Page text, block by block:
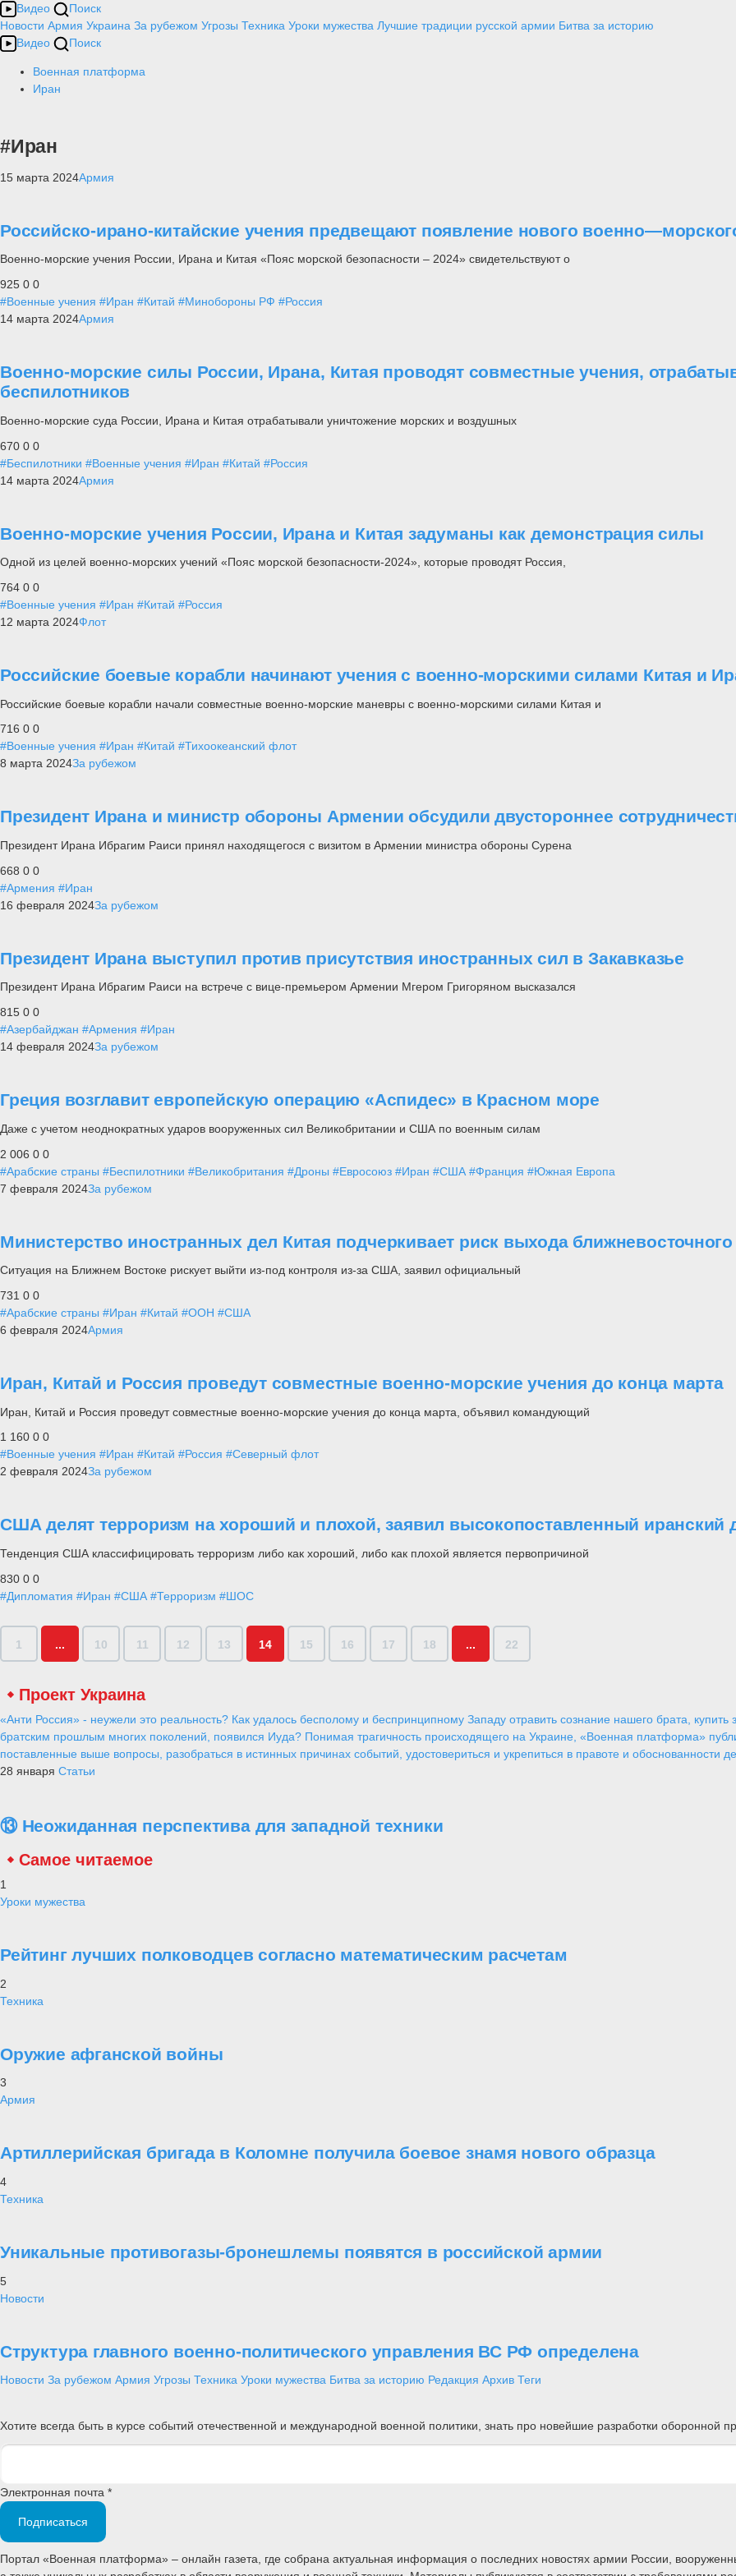
Видео
Поиск
Новости Армия Украина За рубежом Угрозы Техника Уроки мужества Лучшие традиции русской армии Битва за историю
Видео
Поиск
Военная платформа
Иран
#Иран
15 марта 2024Армия
Российско-ирано-китайские учения предвещают появление нового
Военно-морские учения России, Ирана и Китая «Пояс морской безопасности – 2024» свидетельствуют о
925 0 0
#Военные учения #Иран #Китай #Минобороны РФ #Россия
14 марта 2024Армия
Военно-морские силы России, Ирана, Китая проводят совместные учения,
беспилотников
Военно-морские суда России, Ирана и Китая отрабатывали уничтожение морских и воздушных
670 0 0
#Беспилотники #Военные учения #Иран #Китай #Россия
14 марта 2024Армия
Военно-морские учения России, Ирана и Китая задуманы как демонстрация силы
Одной из целей военно-морских учений «Пояс морской безопасности-2024», которые проводят Россия,
764 0 0
#Военные учения #Иран #Китай #Россия
12 марта 2024Флот
Российские боевые корабли начинают учения с военно-морскими силами Китая и
Российские боевые корабли начали совместные военно-морские маневры с военно-морскими силами Китая и
716 0 0
#Военные учения #Иран #Китай #Тихоокеанский флот
8 марта 2024За рубежом
Президент Ирана и министр обороны Армении обсудили двустороннее
Президент Ирана Ибрагим Раиси принял находящегося с визитом в Армении министра обороны Сурена
668 0 0
#Армения #Иран
16 февраля 2024За рубежом
Президент Ирана выступил против присутствия иностранных сил в Закавказье
Президент Ирана Ибрагим Раиси на встрече с вице-премьером Армении Мгером Григоряном высказался
815 0 0
#Азербайджан #Армения #Иран
14 февраля 2024За рубежом
Греция возглавит европейскую операцию «Аспидес» в Красном море
Даже с учетом неоднократных ударов вооруженных сил Великобритании и США по военным силам
2 006 0 0
#Арабские страны #Беспилотники #Великобритания #Дроны #Евросоюз #Иран #США #Франция #Южная Европа
7 февраля 2024За рубежом
Министерство иностранных дел Китая подчеркивает риск выхода ближневосточного
Ситуация на Ближнем Востоке рискует выйти из-под контроля из-за США, заявил официальный
731 0 0
#Арабские страны #Иран #Китай #ООН #США
6 февраля 2024Армия
Иран, Китай и Россия проведут совместные военно-морские учения до конца марта
Иран, Китай и Россия проведут совместные военно-морские учения до конца марта, объявил командующий
1 160 0 0
#Военные учения #Иран #Китай #Россия #Северный флот
2 февраля 2024За рубежом
США делят терроризм на хороший и плохой, заявил высокопоставленный иранский
Тенденция США классифицировать терроризм либо как хороший, либо как плохой является первопричиной
830 0 0
#Дипломатия #Иран #США #Терроризм #ШОС
1 ... 10 11 12 13 14 15 16 17 18 ... 22
Проект Украина
«Анти Россия» - неужели это реальность? Как удалось бесполому и беспринципному Западу отравить сознание нашего брата,
братским прошлым многих поколений, появился Иуда? Понимая трагичность происходящего на Украине, «Военная платформа»
поставленные выше вопросы, разобраться в истинных причинах событий, удостовериться и укрепиться в правоте и обоснованности
28 января Статьи
⑬ Неожиданная перспектива для западной техники
Самое читаемое
1
Уроки мужества
Рейтинг лучших полководцев согласно математическим расчетам
2
Техника
Оружие афганской войны
3
Армия
Артиллерийская бригада в Коломне получила боевое знамя нового образца
4
Техника
Уникальные противогазы-бронешлемы появятся в российской армии
5
Новости
Структура главного военно-политического управления ВС РФ определена
Новости За рубежом Армия Угрозы Техника Уроки мужества Битва за историю Редакция Архив Теги
Хотите всегда быть в курсе событий отечественной и международной военной политики, знать про новейшие разработки
Электронная почта *
Подписаться
Портал «Военная платформа» – онлайн газета, где собрана актуальная информация о последних новостях армии России,